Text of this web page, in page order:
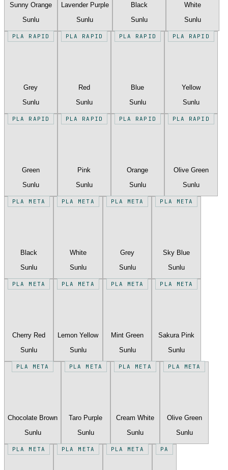
Sunny Orange
Sunlu
Lavender Purple
Sunlu
Black
Sunlu
White
Sunlu
PLA RAPID
Grey
Sunlu
PLA RAPID
Red
Sunlu
PLA RAPID
Blue
Sunlu
PLA RAPID
Yellow
Sunlu
PLA RAPID
Green
Sunlu
PLA RAPID
Pink
Sunlu
PLA RAPID
Orange
Sunlu
PLA RAPID
Olive Green
Sunlu
PLA META
Black
Sunlu
PLA META
White
Sunlu
PLA META
Grey
Sunlu
PLA META
Sky Blue
Sunlu
PLA META
Cherry Red
Sunlu
PLA META
Lemon Yellow
Sunlu
PLA META
Mint Green
Sunlu
PLA META
Sakura Pink
Sunlu
PLA META
Chocolate Brown
Sunlu
PLA META
Taro Purple
Sunlu
PLA META
Cream White
Sunlu
PLA META
Olive Green
Sunlu
PLA META PLA META PLA META PA